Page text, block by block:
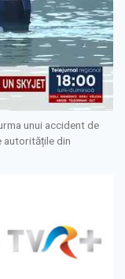
unui accident de
autoritățile din